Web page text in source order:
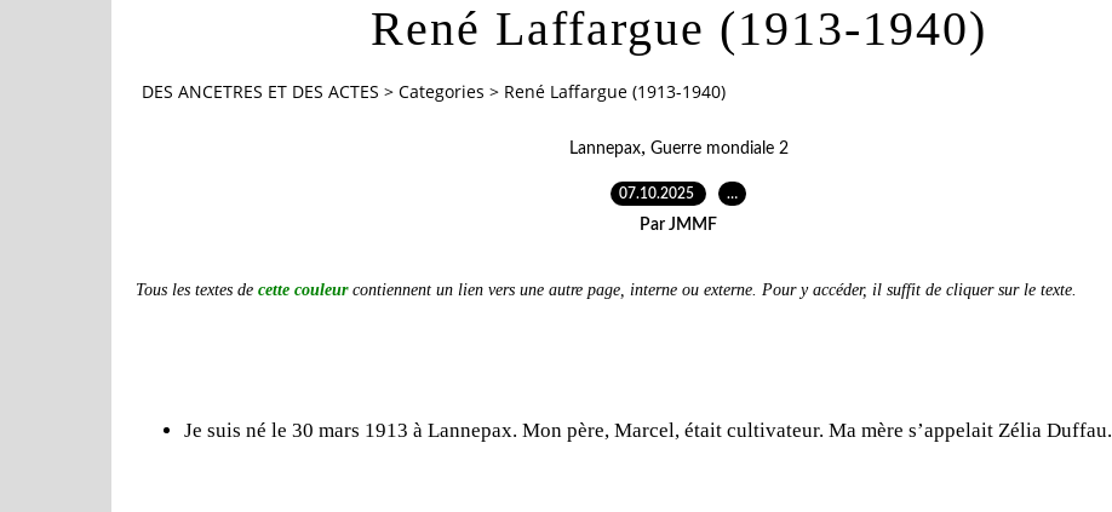
René Laffargue (1913-1940)
DES ANCETRES ET DES ACTES > Categories > René Laffargue (1913-1940)
Lannepax, Guerre mondiale 2
07.10.2025 …
Par JMMF
Tous les textes de cette couleurcontiennent un lien vers une autre page, interne ou externe. Pour y accéder, il suffit de cliquer sur le texte.
Je suis né le 30 mars 1913 à Lannepax. Mon père, Marcel, était cultivateur. Ma mère s’appelait Zélia Duffau.